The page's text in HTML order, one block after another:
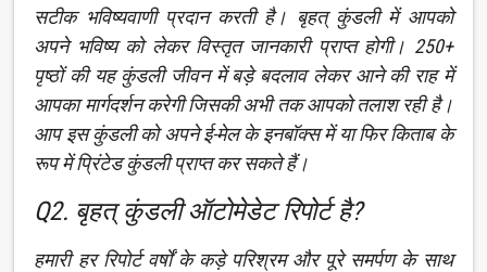
सटीक भविष्यवाणी प्रदान करती है। बृहत् कुंडली में आपको
अपने भविष्य को लेकर विस्तृत जानकारी प्राप्त होगी। 250+
पृष्ठों की यह कुंडली जीवन में बड़े बदलाव लेकर आने की राह में
आपका मार्गदर्शन करेगी जिसकी अभी तक आपको तलाश रही है।
आप इस कुंडली को अपने ई-मेल के इनबॉक्स में या फिर किताब के
रूप में प्रिंटेड कुंडली प्राप्त कर सकते हैं।
Q2. बृहत् कुंडली ऑटोमेडेट रिपोर्ट है?
हमारी हर रिपोर्ट वर्षों के कड़े परिश्रम और पूरे समर्पण के साथ